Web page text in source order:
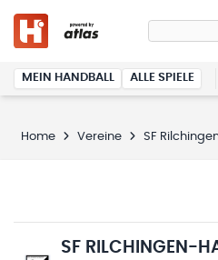
MEIN HANDBALL ALLE SPIELE
Home Vereine SF
SF RILCHINGEN-